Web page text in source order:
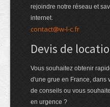
rejoindre notre réseau et
internet.
contact@w-l-c.fr
Devis de
Vous souhaitez obtenir
d'une grue en France, dans
de conseils ou vous
en urgence ?